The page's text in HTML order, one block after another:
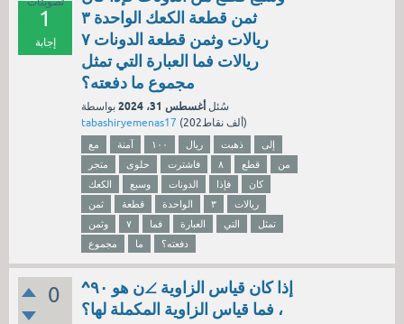
1
إجابة
ثمن قطعة الكعك الواحدة ٣
ريالات وثمن قطعة الدونات ٧
ريالات فما العبارة التي تمثل
مجموع ما دفعته؟
سُئل أغسطس 31، 2024
بواسطة
tabashiryemenas17 ( 202ألفنقاط)
مع آمنة ١٠٠ ريال ذهبت
إلى
متجر
حلوى فاشترت ٨ قطع
من
الكعك
وسبع الدونات فإذا
كان
ثمن
قطعة الواحدة ٣
ريالات
وثمن
٧ فما العبارة التي
تمثل
مجموع
ما دفعته؟
0
إذا كان قياس الزاوية ∠ن هو ٩٠^
، فما قياس الزاوية المكملة لها؟